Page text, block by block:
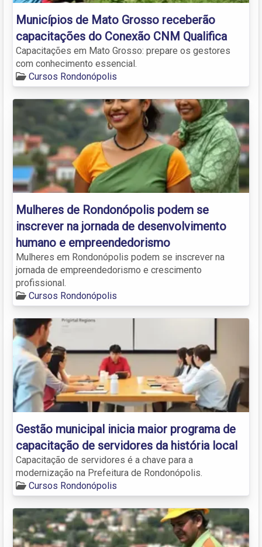
Municípios de Mato Grosso receberão
capacitações do Conexão CNM Qualifica
Capacitações em Mato Grosso: prepare os gestores
com conhecimento essencial.
Cursos Rondonópolis
Mulheres de Rondonópolis podem se
inscrever na jornada de desenvolvimento
humano e empreendedorismo
Mulheres em Rondonópolis podem se inscrever na
jornada de empreendedorismo e crescimento
profissional.
Cursos Rondonópolis
Gestão municipal inicia maior programa de
capacitação de servidores da história local
Capacitação de servidores é a chave para a
modernização na Prefeitura de Rondonópolis.
Cursos Rondonópolis